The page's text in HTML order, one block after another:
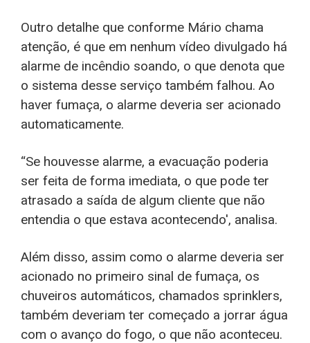
Outro detalhe que conforme Mário chama
atenção, é que em nenhum vídeo divulgado há
alarme de incêndio soando, o que denota que
o sistema desse serviço também falhou. Ao
haver fumaça, o alarme deveria ser acionado
automaticamente.
“Se houvesse alarme, a evacuação poderia
ser feita de forma imediata, o que pode ter
atrasado a saída de algum cliente que não
entendia o que estava acontecendo', analisa.
Além disso, assim como o alarme deveria ser
acionado no primeiro sinal de fumaça, os
chuveiros automáticos, chamados sprinklers,
também deveriam ter começado a jorrar água
com o avanço do fogo, o que não aconteceu.